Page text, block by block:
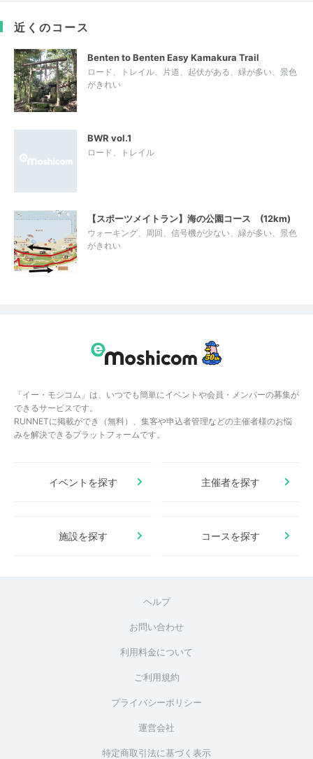
近くのコース
Benten to Benten Easy Kamakura Trail
ロード、トレイル、片道、起伏がある、緑が多い、景色
がきれい
BWR vol.1
ロード、トレイル
【スポーツメイトラン】海の公園コース (12km)
ウォーキング、周回、信号機が少ない、緑が多い、景色
がきれい
「イー・モシコム」は、いつでも簡単にイベントや会員・メンバーの募集が
できるサービスです。
RUNNETに掲載ができ（無料）、集客や申込者管理などの主催者様のお悩
みを解決できるプラットフォームです。
イベントを探す 主催者を探す
施設を探す コースを探す
ヘルプ
お問い合わせ
利用料金について
ご利用規約
プライバシーポリシー
運営会社
特定商取引法に基づく表示